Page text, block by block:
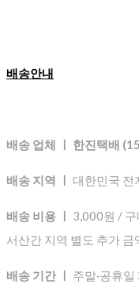
배송안내
배송 업체 ㅣ 한진택배
배송 지역 ㅣ 대한민국 전
배송 비용 ㅣ 3,000원 /
서산간 지역 별도 추가 금
배송 기간 ㅣ 주말·공휴